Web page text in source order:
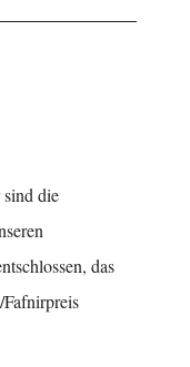
die
das